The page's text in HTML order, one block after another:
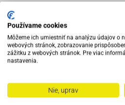
Používame cookies
Môžeme ich umiestniť na analýzu údajov o
webových stránok, zobrazovanie
zážitku z webových stránok. Pre viac
nastavenia.
Nie, uprav